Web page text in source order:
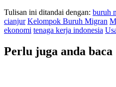
Tulisan ini ditandai dengan: buruh
cianjur Kelompok Buruh Migran
ekonomi tenaga kerja indonesia
Perlu juga anda baca